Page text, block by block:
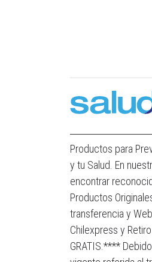
Productos para
y tu Salud. En
encontrar
Productos
transferencia y
Chilexpress y
GRATIS.****